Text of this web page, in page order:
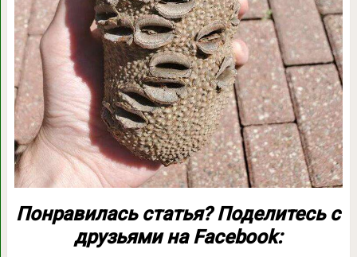
Понравилась статья? Поделитесь с
друзьями на Facebook: